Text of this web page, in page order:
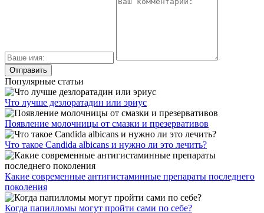
Популярные статьи
Что лучше дезлоратадин или эриус
Появление молочницы от смазки и презервативов
Что такое Candida albicans и нужно ли это лечить?
Какие современные антигистаминные препараты последнего
поколения
Когда папилломы могут пройти сами по себе?